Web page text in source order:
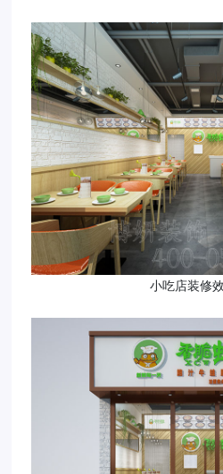
小吃店装修